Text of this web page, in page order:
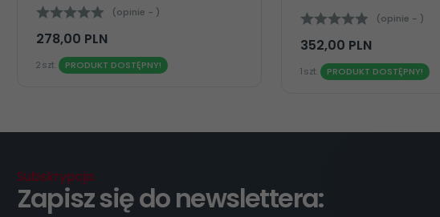
(opinie - )
278,00 PLN
PRODUKT DOSTĘPNY!
2 szt.
(opinie - )
352,00 PLN
PRODUKT DOSTĘPNY!
1 szt.
Subskrypcja
Zapisz się do newslettera: